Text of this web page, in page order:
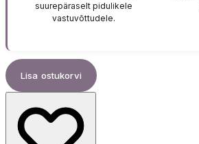
suurepäraselt pidulikele
vastuvõttudele.
Lisa ostukorvi